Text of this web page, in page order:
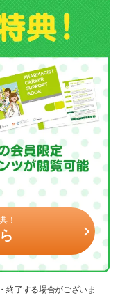
！
終了する場合がございま